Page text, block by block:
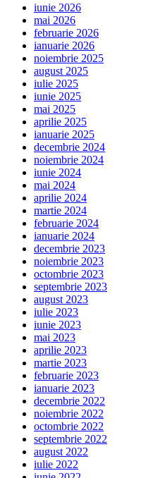
iunie 2026
mai 2026
februarie 2026
ianuarie 2026
noiembrie 2025
august 2025
iulie 2025
iunie 2025
mai 2025
aprilie 2025
ianuarie 2025
decembrie 2024
noiembrie 2024
iunie 2024
mai 2024
aprilie 2024
martie 2024
februarie 2024
ianuarie 2024
decembrie 2023
noiembrie 2023
octombrie 2023
septembrie 2023
august 2023
iulie 2023
iunie 2023
mai 2023
aprilie 2023
martie 2023
februarie 2023
ianuarie 2023
decembrie 2022
noiembrie 2022
octombrie 2022
septembrie 2022
august 2022
iulie 2022